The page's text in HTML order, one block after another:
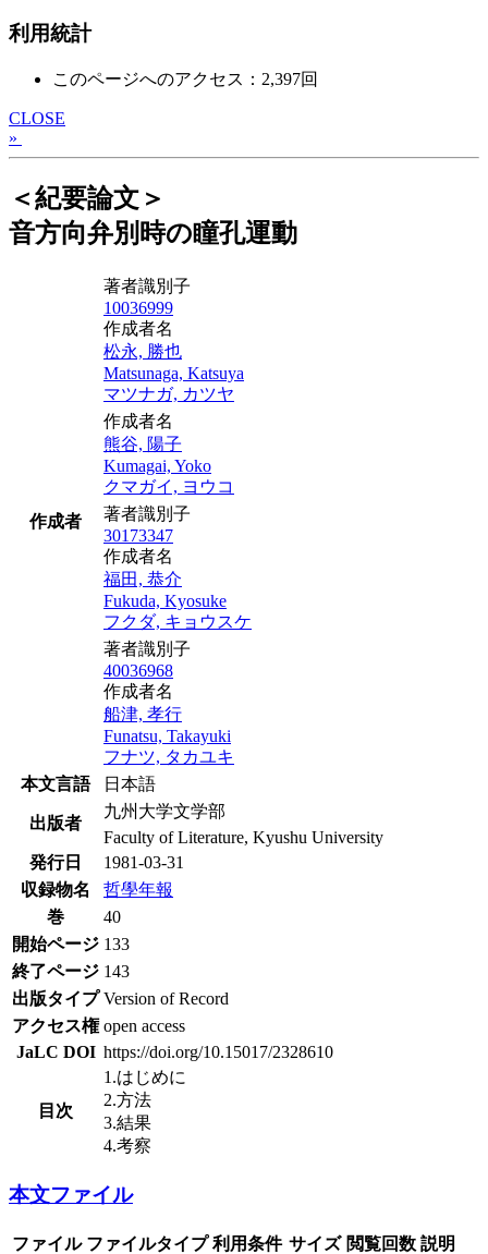
利用統計
このページへのアクセス：2,397回
CLOSE
»
＜紀要論文＞
音方向弁別時の瞳孔運動
作成者
著者識別子
10036999
作成者名
松永, 勝也
Matsunaga, Katsuya
マツナガ, カツヤ
作成者名
熊谷, 陽子
Kumagai, Yoko
クマガイ, ヨウコ
著者識別子
30173347
作成者名
福田, 恭介
Fukuda, Kyosuke
フクダ, キョウスケ
著者識別子
40036968
作成者名
船津, 孝行
Funatsu, Takayuki
フナツ, タカユキ
本文言語
日本語
出版者
九州大学文学部
Faculty of Literature, Kyushu University
発行日
1981-03-31
収録物名
哲學年報
巻
40
開始ページ 133
終了ページ 143
出版タイプ Version of Record
アクセス権 open access
JaLC DOI https://doi.org/10.15017/2328610
目次
1.はじめに
2.方法
3.結果
4.考察
本文ファイル
ファイル ファイルタイプ 利用条件 サイズ 閲覧回数 説明